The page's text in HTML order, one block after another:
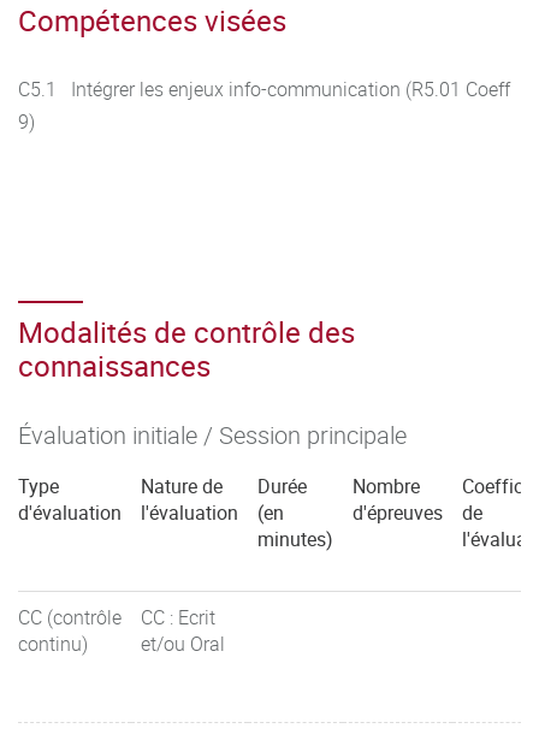
Compétences visées
C5.1 Intégrer les enjeux info-communication (R5.01 Coeff
9)
Modalités de contrôle des
connaissances
Évaluation initiale / Session principale
Type
d'évaluation
Nature de
l'évaluation
Durée
(en
minutes)
Nombre
d'épreuves
de
CC (contrôle
continu)
CC : Ecrit
et/ou Oral